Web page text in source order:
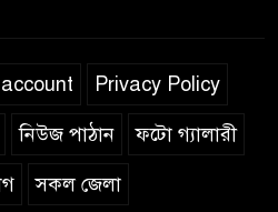
Privacy Policy
নিউজ পাঠান ফটো গ্যালারী
সকল জেলা